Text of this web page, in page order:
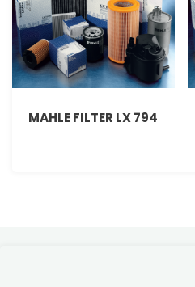
MAHLE FILTER LX 794